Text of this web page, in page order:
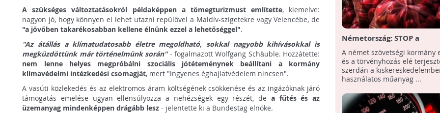
A szükséges változtatásokról példaképpen a tömegturizmust említette, kiemelve:
nagyon jó, hogy könnyen el lehet utazni repülővel a Maldív-szigetekre vagy Velencébe, de
"a jövőben takarékosabban kellene élnünk ezzel a lehetőséggel".
"Az átállás a klímatudatosabb életre megoldható, sokkal nagyobb kihívásokkal is
megküzdöttünk már történelmünk során"- fogalmazott Wolfgang Schäuble. Hozzátette:
nem lenne helyes megpróbálni szociális jótéteménynek beállítani a kormány
klímavédelmi intézkedési csomagját, mert "ingyenes éghajlatvédelem nincsen".
A vasúti közlekedés és az elektromos áram költségének csökkenése és az ingázóknak járó
támogatás emelése ugyan ellensúlyozza a nehézségek egy részét, de a fűtés és az
üzemanyag mindenképpen drágább lesz - jelentette ki a Bundestag elnöke.
Németország: STOP a
műanyagszatyroknak!
A német szövetségi kormány
és a törvényhozás elé
szerdán a
használatos műanyag ...